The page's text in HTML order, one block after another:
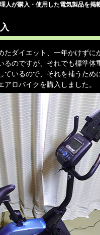
人が購入・使用した電気製品を掲
たダイエット、一年かけずに
るのですが、それでも標準体
ているので、それを補うため
アロバイクを購入しました。